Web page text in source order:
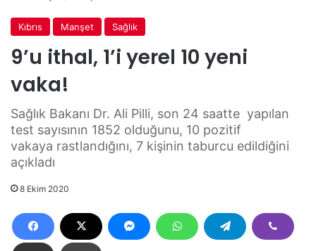
Kıbrıs Manşet Sağlık
9’u ithal, 1’i yerel 10 yeni
vaka!
Sağlık Bakanı Dr. Ali Pilli, son 24 saatte yapılan
test sayısının 1852 olduğunu, 10 pozitif
vakaya rastlandığını, 7 kişinin taburcu edildiğini
açıkladı
8 Ekim 2020